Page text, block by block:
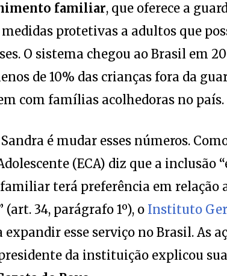
familiar, que oferece a
protetivas a adultos que
O sistema chegou ao Brasil em
de 10% das crianças fora da
com famílias acolhedoras no país.
é mudar esses números.
(ECA) diz que a inclusão
terá preferência em relação
34, parágrafo 1º), o Instituto
esse serviço no Brasil. As
da instituição explicou